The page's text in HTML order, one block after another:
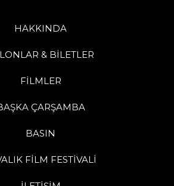
HAKKINDA
& BİLETLER
FİLMLER
ÇARŞAMBA
BASIN
FİLM FESTİVALİ